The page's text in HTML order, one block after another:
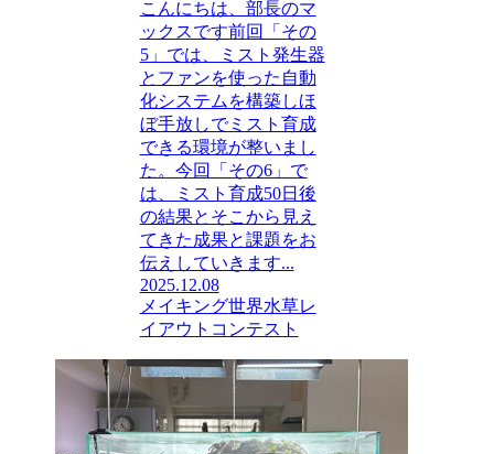
こんにちは、部長のマ
ックスです前回「その
5」では、ミスト発生器
とファンを使った自動
化システムを構築しほ
ぼ手放しでミスト育成
できる環境が整いまし
た。今回「その6」で
は、ミスト育成50日後
の結果とそこから見え
てきた成果と課題をお
伝えしていきます...
2025.12.08
メイキング世界水草レ
イアウトコンテスト